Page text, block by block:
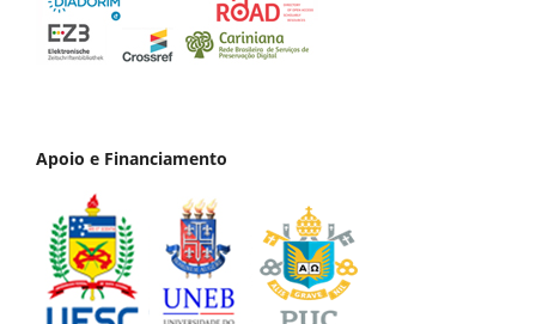
Apoio e Financiamento